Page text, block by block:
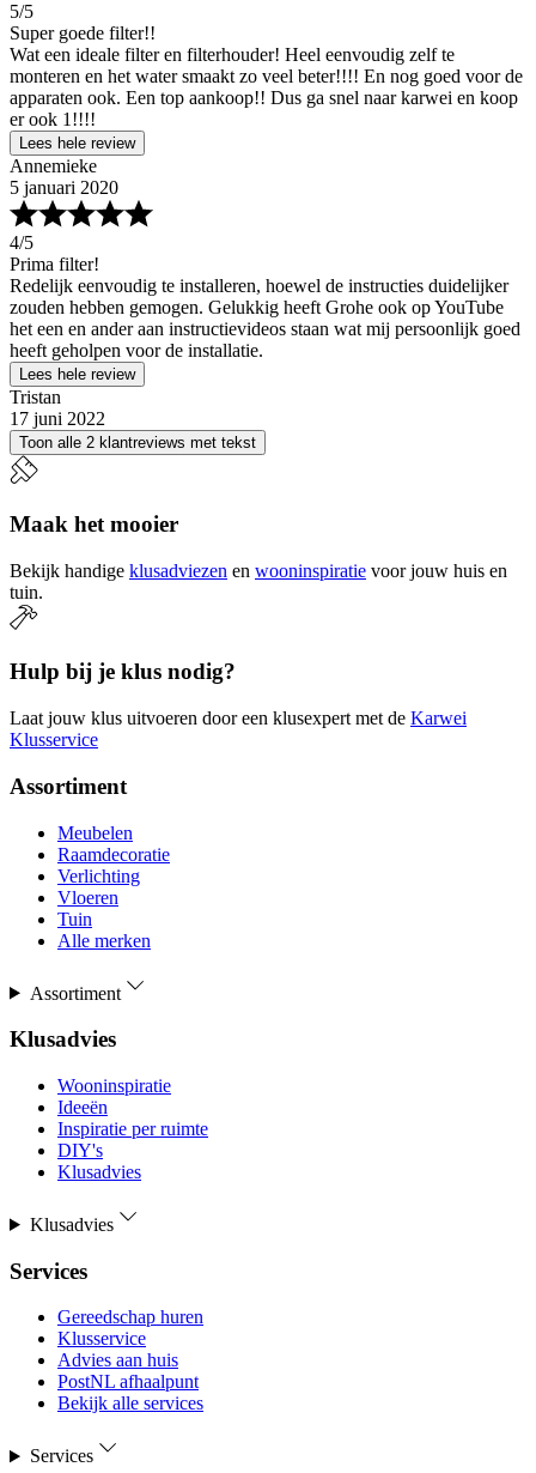
5/5
Super goede filter!!
Wat een ideale filter en filterhouder! Heel eenvoudig zelf te
monteren en het water smaakt zo veel beter!!!! En nog goed voor de
apparaten ook. Een top aankoop!! Dus ga snel naar karwei en koop
er ook 1!!!!
Lees hele review
Annemieke
5 januari 2020
4/5
Prima filter!
Redelijk eenvoudig te installeren, hoewel de instructies duidelijker
zouden hebben gemogen. Gelukkig heeft Grohe ook op YouTube
het een en ander aan instructievideos staan wat mij persoonlijk goed
heeft geholpen voor de installatie.
Lees hele review
Tristan
17 juni 2022
Toon alle 2 klantreviews met tekst
Maak het mooier
Bekijk handige klusadviezen en wooninspiratie voor jouw huis en
tuin.
Hulp bij je klus nodig?
Laat jouw klus uitvoeren door een klusexpert met de Karwei
Klusservice
Assortiment
Meubelen
Raamdecoratie
Verlichting
Vloeren
Tuin
Alle merken
Assortiment
Klusadvies
Wooninspiratie
Ideeën
Inspiratie per ruimte
DIY's
Klusadvies
Klusadvies
Services
Gereedschap huren
Klusservice
Advies aan huis
PostNL afhaalpunt
Bekijk alle services
Services